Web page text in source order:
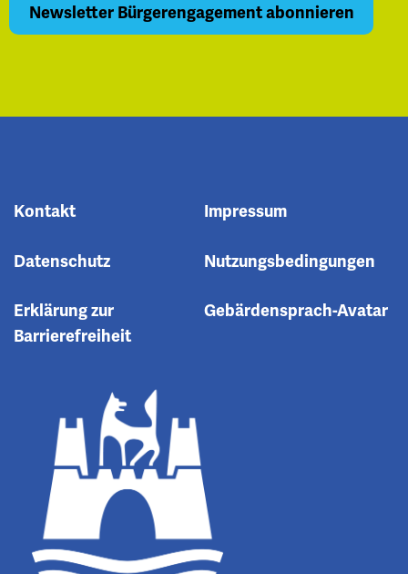
Kontakt Impressum
Datenschutz Nutzungsbedingungen
Erklärung zur
Barrierefreiheit
Gebärdensprach-Avatar